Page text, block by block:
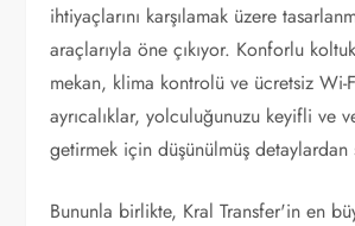
ihtiyaçlarını karşılamak üzere
araçlarıyla öne çıkıyor. Konforlu
mekan, klima kontrolü ve ücretsiz Wi-
ayrıcalıklar, yolculuğunuzu keyifli ve
getirmek için düşünülmüş detaylardan
Bununla birlikte, Kral Transfer'in en